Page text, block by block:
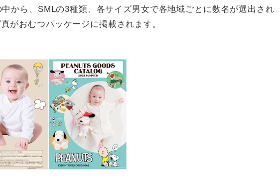
から、SMLの3種類、各サイズ男女で各地域ごとに数名が選出され
がおむつパッケージに掲載されます。